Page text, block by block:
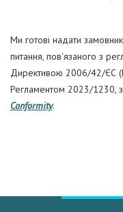
Ми готові надати
питання, пов'язаного з
Директивою 2006/42/ЄС
Регламентом 2023/1230,
Conformity.